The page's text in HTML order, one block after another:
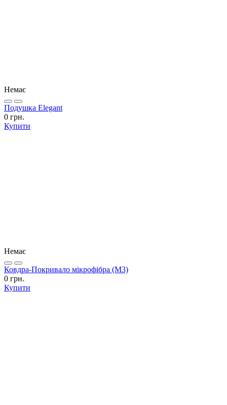
Немає
Подушка Elegant
0 грн.
Купити
Немає
Ковдра-Покривало мікрофібра (М3)
0 грн.
Купити